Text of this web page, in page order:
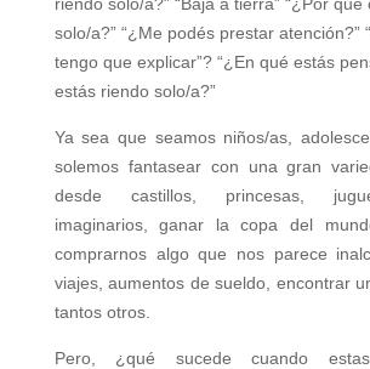
solo/a?” “¿Me podés prestar atención?”
tengo que explicar”? “¿En qué estás
estás riendo solo/a?”
Ya sea que seamos niños/as,
solemos fantasear con una gran
desde castillos, princesas,
imaginarios, ganar la copa del
comprarnos algo que nos parece
viajes, aumentos de sueldo, encontrar
tantos otros.
Pero, ¿qué sucede cuando